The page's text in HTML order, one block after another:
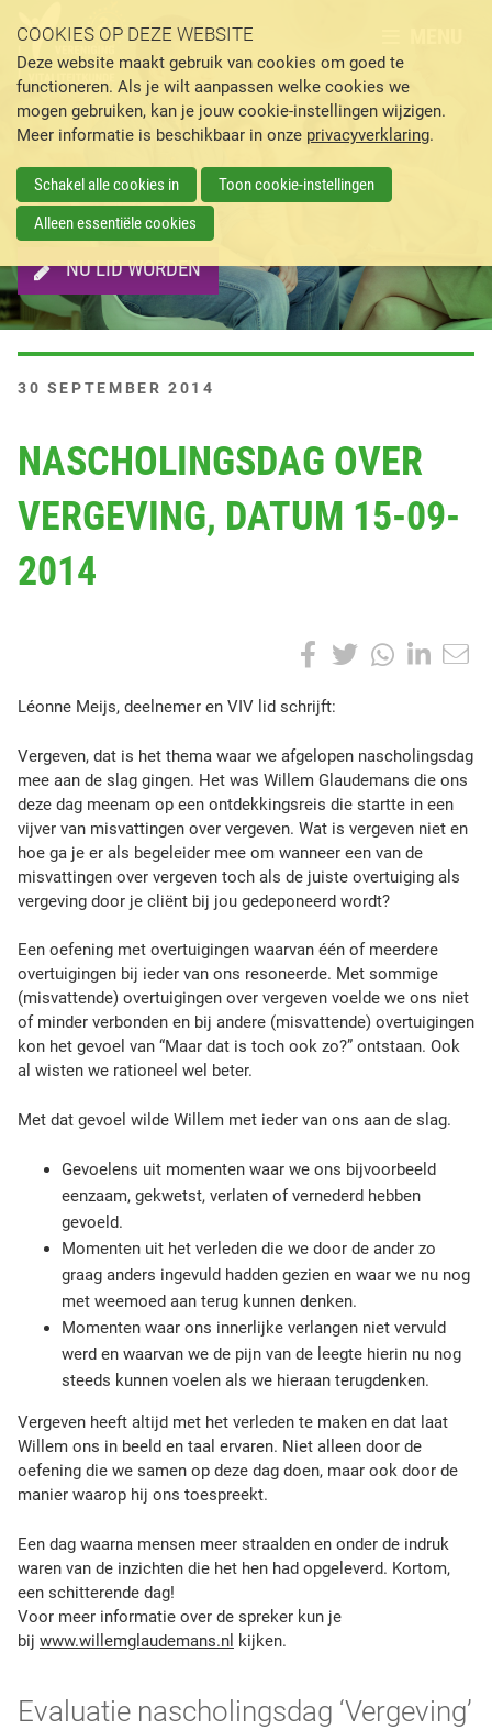
NU LID WORDEN
G
L
A
S
T
30 SEPTEMBER 2014
NASCHOLINGSDAG OVER
VERGEVING, DATUM 15-09-
2014
r
t
h
i
s
p
o
s
F
a
e
b
o
o
k
T
t
t
e
r
W
t
s
A
p
L
k
e
d
n
L
o
n
n
e
M
e
i
s
,
d
e
e
l
e
c
h
r
i
f
t
:
Léonne Meijs, deelnemer en VIV lid schrijft:
Vergeven, dat is het thema waar we afgelopen nascholingsdag
mee aan de slag gingen. Het was Willem Glaudemans die ons
deze dag meenam op een ontdekkingsreis die startte in een
vijver van misvattingen over vergeven. Wat is vergeven niet en
hoe ga je er als begeleider mee om wanneer een van de
misvattingen over vergeven toch als de juiste overtuiging als
vergeving door je cliënt bij jou gedeponeerd wordt?
Een oefening met overtuigingen waarvan één of meerdere
overtuigingen bij ieder van ons resoneerde. Met sommige
(misvattende) overtuigingen over vergeven voelde we ons niet
of minder verbonden en bij andere (misvattende) overtuigingen
kon het gevoel van “Maar dat is toch ook zo?” ontstaan. Ook
al wisten we rationeel wel beter.
Met dat gevoel wilde Willem met ieder van ons aan de slag.
Gevoelens uit momenten waar we ons bijvoorbeeld
eenzaam, gekwetst, verlaten of vernederd hebben
gevoeld.
Momenten uit het verleden die we door de ander zo
graag anders ingevuld hadden gezien en waar we nu nog
met weemoed aan terug kunnen denken.
Momenten waar ons innerlijke verlangen niet vervuld
werd en waarvan we de pijn van de leegte hierin nu nog
steeds kunnen voelen als we hieraan terugdenken.
Vergeven heeft altijd met het verleden te maken en dat laat
Willem ons in beeld en taal ervaren. Niet alleen door de
oefening die we samen op deze dag doen, maar ook door de
manier waarop hij ons toespreekt.
Een dag waarna mensen meer straalden en onder de indruk
waren van de inzichten die het hen had opgeleverd. Kortom,
een schitterende dag!
Voor meer informatie over de spreker kun je
bij www.willemglaudemans.nl kijken.
Evaluatie nascholingsdag ‘Vergeving’
COOKIES OP DEZE WEBSITE
Deze website maakt gebruik van cookies om goed te
functioneren. Als je wilt aanpassen welke cookies we
mogen gebruiken, kan je jouw cookie-instellingen wijzigen.
Meer informatie is beschikbaar in onze privacyverklaring.
Schakel alle cookies in
Toon cookie-instellingen
Alleen essentiële cookies